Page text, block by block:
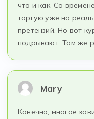
что и как. Со
торгую уже на
претензий. Но вот
подрывают. Там же
Mary
Конечно, многое